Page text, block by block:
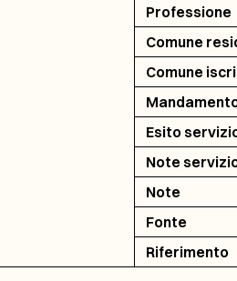
Professione
Comune
Comune
Esito
Note
Note
Fonte
Riferimento